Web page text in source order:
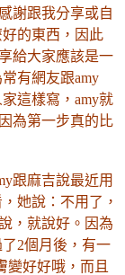
謝跟我分享或自
的東西，因此
給大家應該是一
有網友跟amy
這樣寫， amy就
為第一步真的比
跟麻吉說最近用
她說：不用了，
，就說好。因為
2個月後，有一
變好好哦，而且